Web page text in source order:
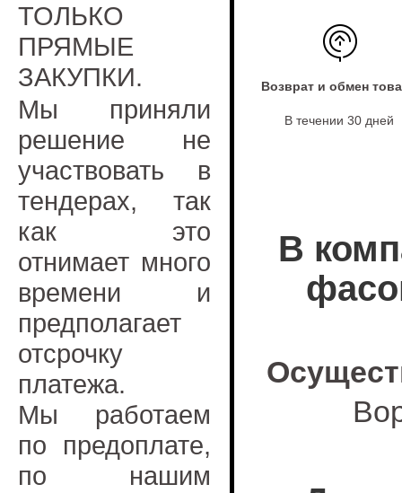
ТОЛЬКО
ПРЯМЫЕ
ЗАКУПКИ.
Мы приняли
решение не
участвовать в
тендерах, так
как это
отнимает много
времени и
предполагает
отсрочку
платежа.
Мы работаем
по предоплате,
по нашим
Возврат и обмен
В течении 30 дней
В